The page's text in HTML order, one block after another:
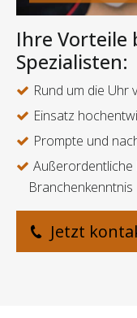
Ihre Vorteile
Spezialisten:
Rund um die Uhr
Einsatz
Prompte und
Branchenkenntnis
Jetzt